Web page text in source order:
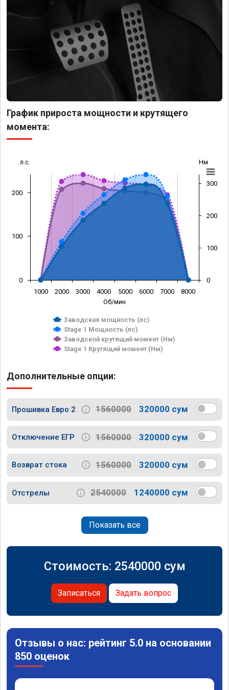
График прироста мощности и крутящего
момента:
Об/мин
л.с. Нм
Заводская мощность (лс)
Stage 1 Мощность (лс)
Заводской крутящий момент (Нм)
Stage 1 Крутящий момент (Нм)
1000 2000 3000 4000 5000 6000 7000 8000
0
100
200
0
100
200
300
Дополнительные опции:
Прошивка Евро 2 1560000 320000 сум
Отключение ЕГР 1560000 320000 сум
Возврат стока 1560000 320000 сум
Отстрелы 2540000 1240000 сум
Показать все
Стоимость: 2540000 сум
Записаться Задать вопрос
Отзывы о нас: рейтинг 5.0 на основании
850 оценок